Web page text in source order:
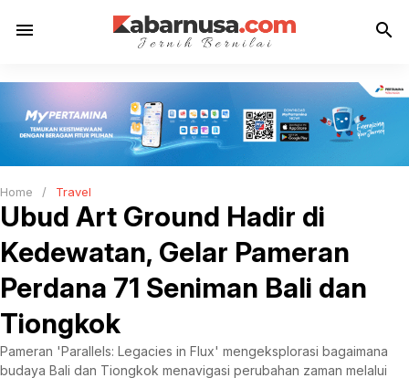
menu search
Home / Travel
Ubud Art Ground Hadir di
Kedewatan, Gelar Pameran
Perdana 71 Seniman Bali dan
Tiongkok
Pameran 'Parallels: Legacies in Flux' mengeksplorasi bagaimana
budaya Bali dan Tiongkok menavigasi perubahan zaman melalui